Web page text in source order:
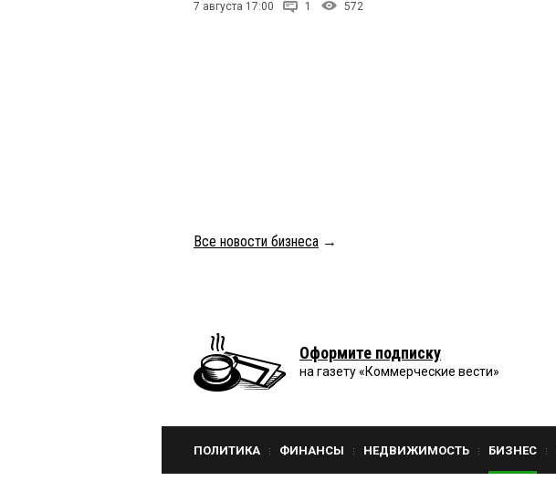
7 августа 17:00 1 572
Все новости бизнеса →
Оформите подписку
на газету «Коммерческие вести»
ПОЛИТИКА ФИНАНСЫ НЕДВИЖИМОСТЬ БИЗНЕС